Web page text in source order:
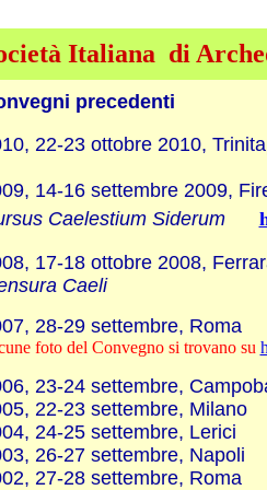
Italiana di
precedenti
22-23 ottobre 2010,
14-16 settembre 2009,
Caelestium Siderum
17-18 ottobre 2008,
Caeli
28-29 settembre,
foto del Convegno si trovano su
23-24 settembre,
22-23 settembre, Milano
24-25 settembre, Lerici
26-27 settembre, Napoli
27-28 settembre, Roma